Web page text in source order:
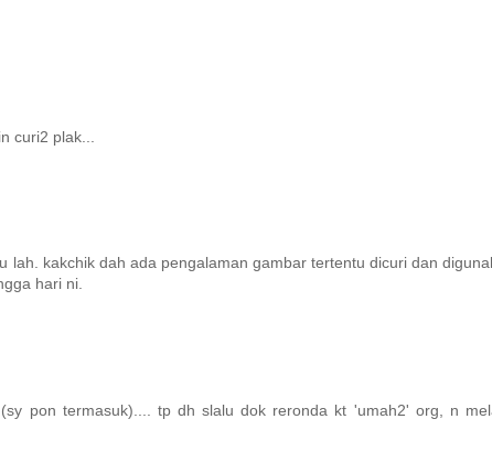
curi2 plak...
lah. kakchik dah ada pengalaman gambar tertentu dicuri dan
hari ni.
pon termasuk).... tp dh slalu dok reronda kt 'umah2' org, n